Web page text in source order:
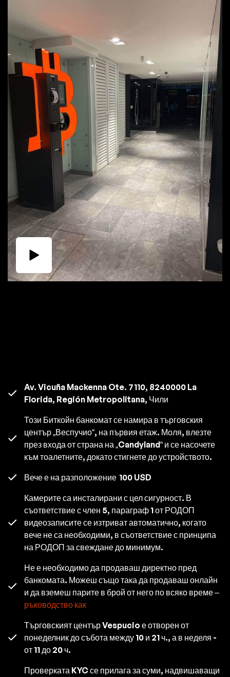
Av. Vicuña Mackenna Ote. 7110, 8240000 La
Florida, Región Metropolitana, Чили
Този Биткойн банкомат се намира в търговския
център „Веспучио“, на първия етаж. Моля, влезте
през входа от страна на „Candyland“ и се насочете
към тоалетните, докато стигнете до устройството.
Вече е на разположение 100 USD
Камерите са инсталирани с цел сигурност. В
съответствие с член 5, параграф 1 от РОДОП
видеозаписите се изтриват автоматично, когато
вече не са необходими, в съответствие с принципа
на РОДОП за свеждане до минимум.
Не е необходимо да продаваш директно пред
банкомата. Можеш също така да продаваш онлайн
и да вземеш парите в брой от него по всяко време –
ръководство как
Търговският център Vespucio е отворен от
понеделник до събота между 10 и 21 ч., а в неделя -
от 11 до 20 ч.
Проверката KYC се прилага за суми, надвишаващи